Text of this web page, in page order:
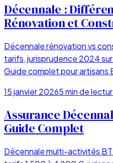
Décennale :
Rénovation et
Décennale rénovation vs
tarifs, jurisprudence 2024
Guide complet pour artisans
15 janvier 20265min de
Assurance
Guide Complet
Décennale multi-activités